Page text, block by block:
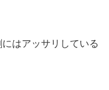
はアッサリしている